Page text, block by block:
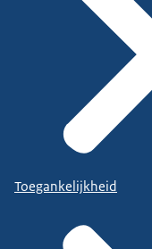
Toegankelijkheid